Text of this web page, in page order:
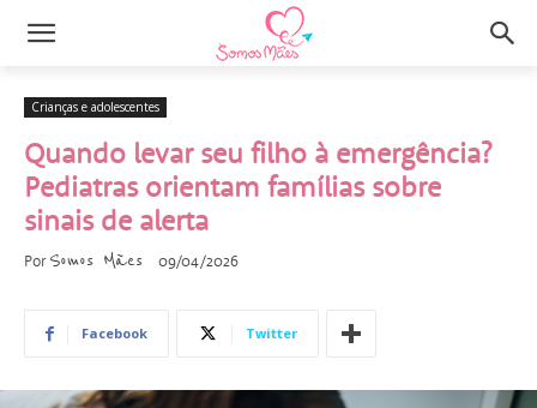
Crianças e adolescentes
Quando levar seu filho à emergência?
Pediatras orientam famílias sobre
sinais de alerta
Por Somos Mães 09/04/2026
Facebook Twitter